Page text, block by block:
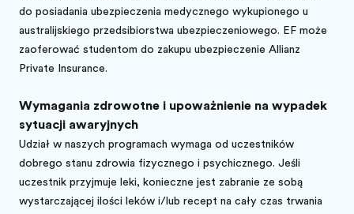
do posiadania ubezpieczenia medycznego wykupionego u
australijskiego przedsiębiorstwa ubezpieczeniowego. EF może
zaoferować studentom do zakupu ubezpieczenie Allianz
Private Insurance.
Wymagania zdrowotne i upoważnienie na wypadek
sytuacji awaryjnych
Udział w naszych programach wymaga od uczestników
dobrego stanu zdrowia fizycznego i psychicznego. Jeśli
uczestnik przyjmuje leki, konieczne jest zabranie ze sobą
wystarczającej ilości leków i/lub recept na cały czas trwania